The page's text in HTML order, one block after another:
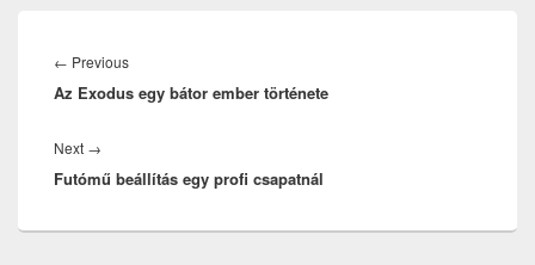
navigáció
← PreviousPrevious
post:
Az Exodus egy bátor ember története
Next →
post:
Futómű beállítás egy profi csapatnál